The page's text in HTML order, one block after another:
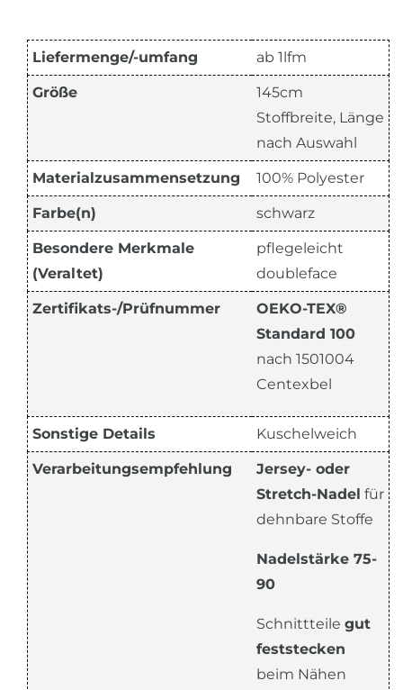
Liefermenge/-umfang ab 1lfm
Größe
145cm
Stoffbreite, Länge
nach Auswahl
Materialzusammensetzung 100% Polyester
Farbe(n) schwarz
Besondere Merkmale
(Veraltet)
pflegeleicht
doubleface
Zertifikats-/Prüfnummer
OEKO-TEX®
Standard 100
nach 1501004
Centexbel
Sonstige Details Kuschelweich
Verarbeitungsempfehlung
Jersey- oder
Stretch-Nadel für
dehnbare Stoffe
Nadelstärke 75-
90
Schnittteile gut
feststecken
beim Nähen